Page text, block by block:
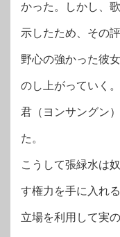
かった。しかし、
示したため、その
野心の強かった彼
のし上がっていく
君（ヨンサングン
た。
こうして張緑水は
す権力を手に入れ
立場を利用して実